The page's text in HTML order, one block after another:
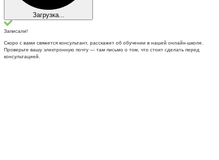
Загрузка...
Записали!
Скоро с вами свяжется консультант, расскажет об обучении в нашей онлайн-школе.
Проверьте вашу электронную почту — там письмо о том, что стоит сделать перед
консультацией.